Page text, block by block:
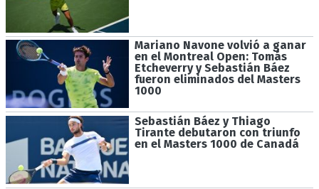
Mariano Navone volvió a ganar
en el Montreal Open: Tomás
Etcheverry y Sebastián Báez
fueron eliminados del Masters
1000
Sebastián Báez y Thiago
Tirante debutaron con triunfo
en el Masters 1000 de Canadá